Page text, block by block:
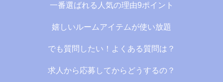
一番選ばれる人気の理由9ポイント
嬉しいルームアイテムが使い放題
でも質問したい！よくある質問は？
求人から応募してからどうするの？